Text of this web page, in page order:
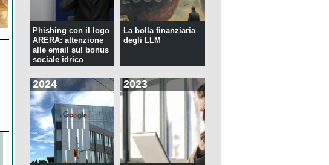
Phishing con il logo
ARERA: attenzione
alle email sul bonus
sociale idrico
La bolla finanziaria
degli LLM
2024 2023